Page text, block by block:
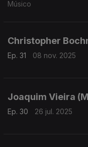
Músico
Christopher
Ep. 31 08 nov. 2025
Joaquim Vieira
Ep. 30 26 jul. 2025